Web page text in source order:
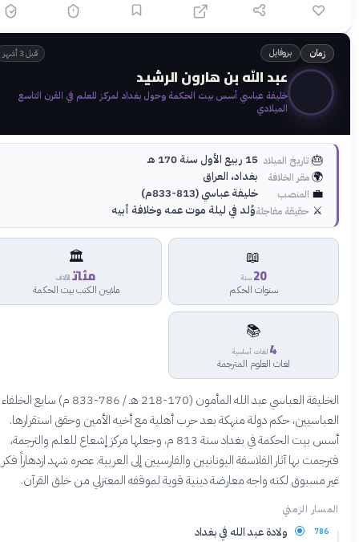
زمان بروفايل
📚 عبد الله بن هارون الرشيد
خليفة عباسي أسس بيت الحكمة وحول بغداد لمركز للعلم في القرن التاسع
الميلادي
تاريخ الميلاد 15 ربيع الأول سنة 170 هـ
مقر الخلافة بغداد، العراق
المنصب خليفة عباسي (813-833م)
حقيقة مفاجئةوُلد في ليلة موت عمه وخلافة أبيه
سنة
سنوات الحكم
مئاتالآلاف
ملايين الكتب بيت الحكمة
لغات أساسية
لغات العلوم المترجمة
الخليفة العباسي عبد الله المأمون (170-218 هـ / 786-833 م) سابع الخلفاء
حكم دولة منهكة بعد حرب أهلية مع أخيه الأمين وحقق استقرارها.
أسس بيت الحكمة في بغداد سنة 813 م، وجعلها مركز إشعاع للعلم والترجمة،
بها آثار الفلاسفة اليونانيين والفارسيين إلى العربية. عصره شهد ازدهاراً فكرياً
مسبوق لكنه واجه معارضة دينية قوية لموقفه المعتزلي من خلق القرآن.
الزمني
ولادة عبد الله في بغداد